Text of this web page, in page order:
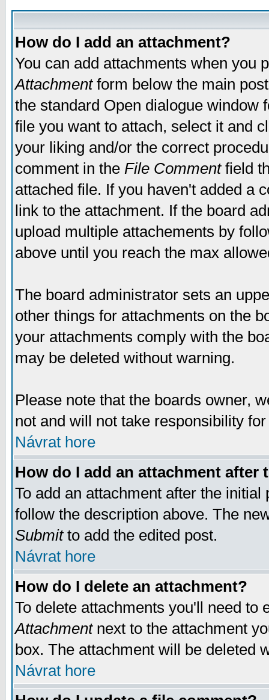
How do I add an attachment?
You can add attachments when you
Attachmentform below the main
the standard Open dialogue window
file you want to attach, select it and
your liking and/or the correct
comment in the File Commentfield
attached file. If you haven't added a
link to the attachment. If the board
upload multiple attachements by
above until you reach the max
The board administrator sets an
other things for attachments on the
your attachments comply with the
may be deleted without warning.
Please note that the boards owner,
not and will not take responsibility
Návrat hore
How do I add an attachment after
To add an attachment after the
follow the description above. The
Submitto add the edited post.
Návrat hore
How do I delete an attachment?
To delete attachments you'll need
Attachmentnext to the attachment
box. The attachment will be deleted
Návrat hore